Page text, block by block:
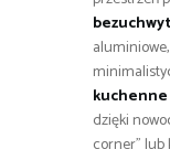
kuchenne
dzięki
corner” lub